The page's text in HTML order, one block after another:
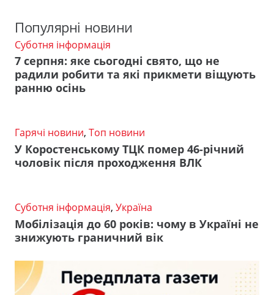
Популярні новини
Суботня інформація
7 серпня: яке сьогодні свято, що не
радили робити та які прикмети віщують
ранню осінь
Гарячі новини, Топ новини
У Коростенському ТЦК помер 46-річний
чоловік після проходження ВЛК
Суботня інформація, Україна
Мобілізація до 60 років: чому в Україні не
знижують граничний вік